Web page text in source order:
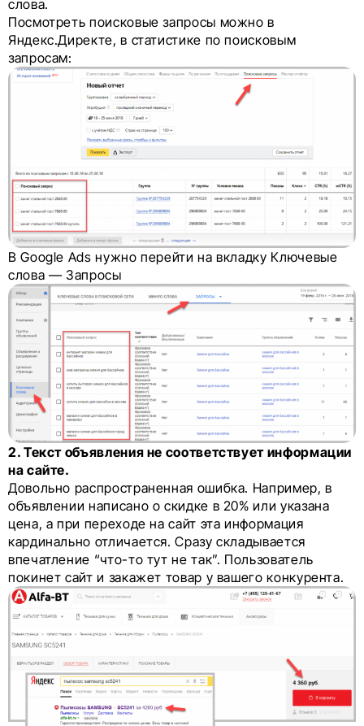
слова.
Посмотреть поисковые запросы можно в
Яндекс.Директе, в статистике по поисковым
запросам:
В Google Ads нужно перейти на вкладку Ключевые
слова — Запросы
2. Текст объявления не соответствует информации
на сайте.
Довольно распространенная ошибка. Например, в
объявлении написано о скидке в 20% или указана
цена, а при переходе на сайт эта информация
кардинально отличается. Сразу складывается
впечатление “что-то тут не так”. Пользователь
покинет сайт и закажет товар у вашего конкурента.